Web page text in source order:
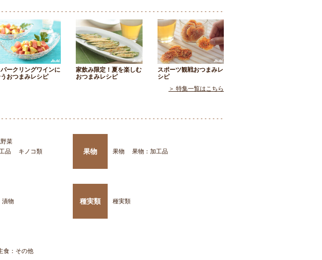
パークリングワインに
おつまみレシピ
家飲み限定！夏を楽しむ
おつまみレシピ
スポーツ観戦おつまみレ
シピ
＞ 特集一覧はこちら
菜
品
キノコ類
果物 果物 果物：加工品
漬物 種実類 種実類
食：その他